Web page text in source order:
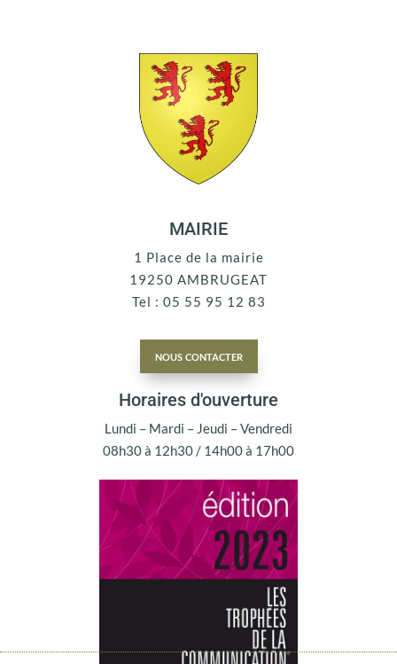
MAIRIE
1 Place de la mairie
19250 AMBRUGEAT
Tel : 05 55 95 12 83
nous contacter
Horaires d'ouverture
Lundi – Mardi – Jeudi – Vendredi
08h30 à 12h30 / 14h00 à 17h00